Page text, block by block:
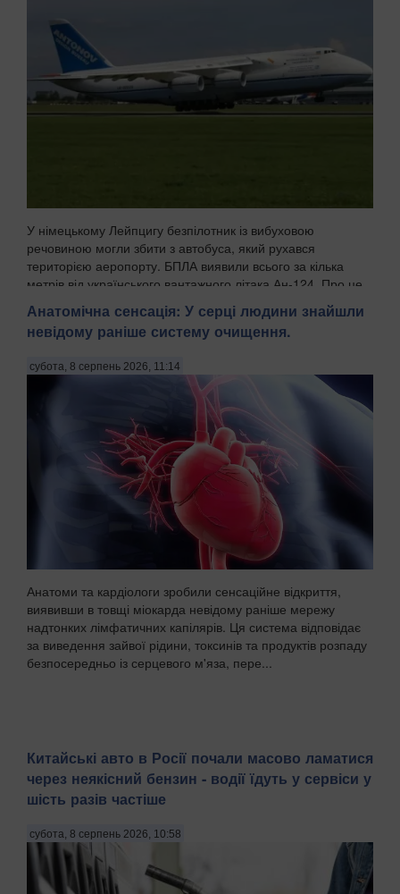
У німецькому Лейпцигу безпілотник із вибуховою
речовиною могли збити з автобуса, який рухався
територією аеропорту. БПЛА виявили всього за кілька
метрів від українського вантажного літака Ан-124. Про це
пише WELT із посиланням на німецькі органи безпек...
Анатомічна сенсація: У серці людини знайшли
невідому раніше систему очищення.
субота, 8 серпень 2026, 11:14
Анатоми та кардіологи зробили сенсаційне відкриття,
виявивши в товщі міокарда невідому раніше мережу
надтонких лімфатичних капілярів. Ця система відповідає
за виведення зайвої рідини, токсинів та продуктів розпаду
безпосередньо із серцевого м'яза, пере...
Китайські авто в Росії почали масово ламатися
через неякісний бензин - водії їдуть у сервіси у
шість разів частіше
субота, 8 серпень 2026, 10:58